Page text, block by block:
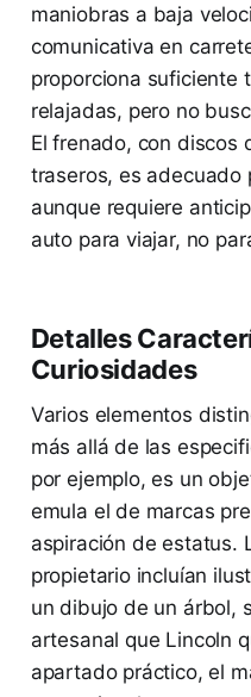
maniobras a baja
comunicativa en
proporciona suficiente
relajadas, pero no
El frenado, con discos
traseros, es adecuado
aunque requiere
auto para viajar, no
Detalles
Curiosidades
Varios elementos
más allá de las
por ejemplo, es un
emula el de marcas
aspiración de estatus.
propietario incluían
un dibujo de un árbol,
artesanal que Lincoln
apartado práctico, el